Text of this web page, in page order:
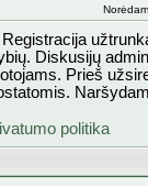
Diskusijų
Prieš
politika